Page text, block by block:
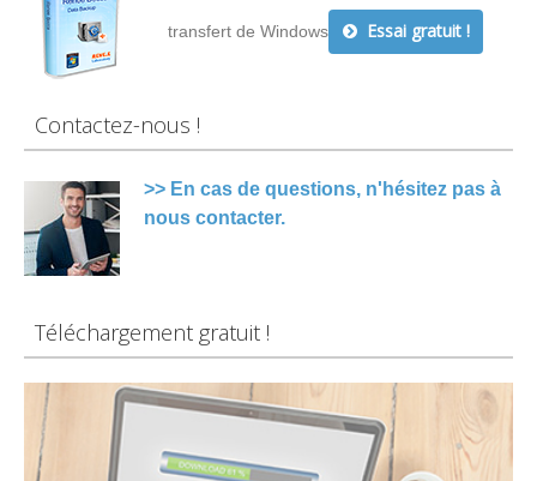
transfert de Windows Essai gratuit !
Contactez-nous !
>> En cas de questions, n'hésitez pas à
nous contacter.
Téléchargement gratuit !